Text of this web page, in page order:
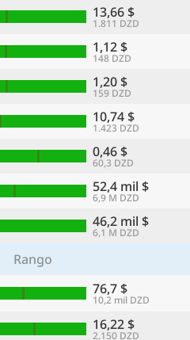
13,66 $
1.811 DZD
1,12 $
148 DZD
1,20 $
159 DZD
10,74 $
1.423 DZD
0,46 $
60,3 DZD
52,4 mil $
6,9 M DZD
46,2 mil $
6,1 M DZD
Rango
76,7 $
10,2 mil DZD
16,22 $
2.150 DZD
Idioma